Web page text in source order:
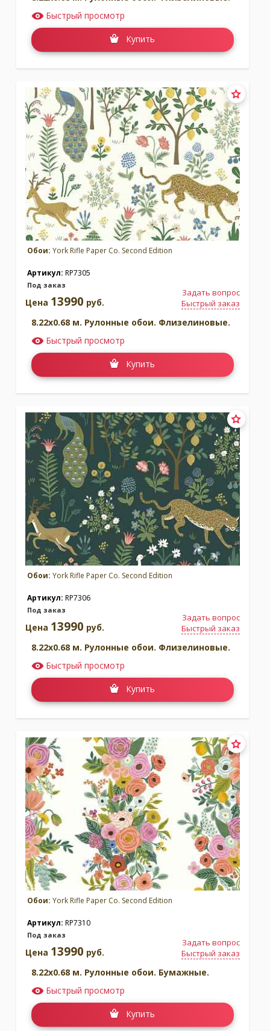
Быстрый просмотр
Купить
Обои: York Rifle Paper Co. Second Edition
Артикул: RP7305
Под заказ
Задать вопрос
Быстрый заказ
Цена 13990 руб.
8.22x0.68 м. Рулонные обои. Флизелиновые.
Быстрый просмотр
Купить
Обои: York Rifle Paper Co. Second Edition
Артикул: RP7306
Под заказ
Задать вопрос
Быстрый заказ
Цена 13990 руб.
8.22x0.68 м. Рулонные обои. Флизелиновые.
Быстрый просмотр
Купить
Обои: York Rifle Paper Co. Second Edition
Артикул: RP7310
Под заказ
Задать вопрос
Быстрый заказ
Цена 13990 руб.
8.22x0.68 м. Рулонные обои. Бумажные.
Быстрый просмотр
Купить